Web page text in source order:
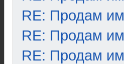
RE: Продам
RE: Продам
RE: Продам